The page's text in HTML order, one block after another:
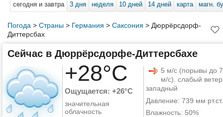
сегодня и завтра 3 дня неделя 10 дней 14 дней карта магн.
Погода > Страны> Германия > Саксония > Дюррёрсдорф-
Диттерсбах
Сейчас в Дюррёрсдорфе-Диттерсбахе
+28°C
Ощущается: +26°C
значительная
облачность
5 м/с (порывы до 7
м/с). слабый
западный
Давление: 739 мм рт.ст.
Влажность: 50%